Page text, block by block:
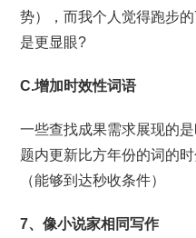
势），而我个人觉得跑步
是更显眼?
C.增加时效性词语
一些查找成果需求展现的
题内更新比方年份的词的
（能够到达秒收条件）
7、像小说家相同写作